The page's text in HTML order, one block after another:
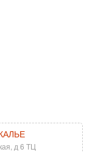
д 6 ТЦ